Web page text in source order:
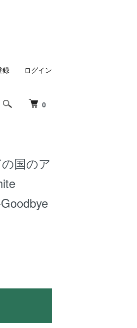
0
録 ログイン
国のア